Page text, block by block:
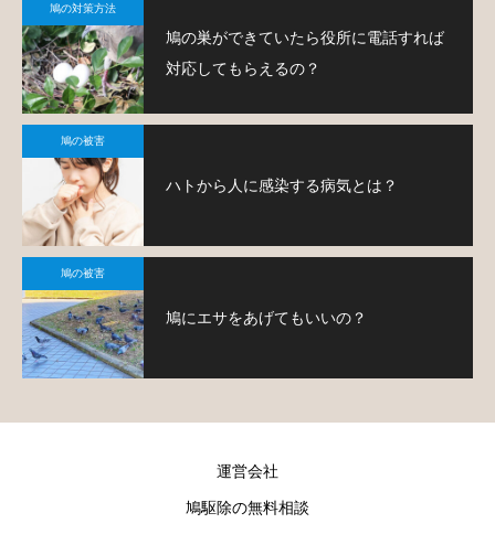
鳩の対策方法
鳩の巣ができていたら役所に電話すれば
対応してもらえるの？
鳩の被害
ハトから人に感染する病気とは？
鳩の被害
鳩にエサをあげてもいいの？
運営会社
鳩駆除の無料相談